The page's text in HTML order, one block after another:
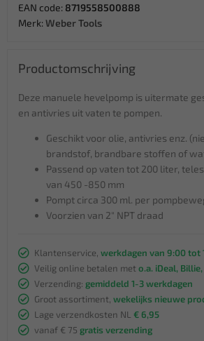
EAN code: 8719558500888
Merk: Weber Tools
Productomschrijving
Deze manuele hevelpomp is uitermate
en antivries uit vaten te pompen.
Geschikt voor olie, antivries enz.
brandstof, brandbare stoffen of
Passend op vaten tot 200 liter,
van 450 -850 mm
Pompt circa 300 ml. per
Voorzien van 2" NPT draad
Klantenservice, werkdagen van 9:00 tot
Veilig online betalen met o.a. iDeal,
Verzending: gemiddeld 1-3 werkdagen
Groot assortiment, wekelijks nieuwe
Lage verzendkosten NL € 6,95
vanaf € 75 gratis verzending